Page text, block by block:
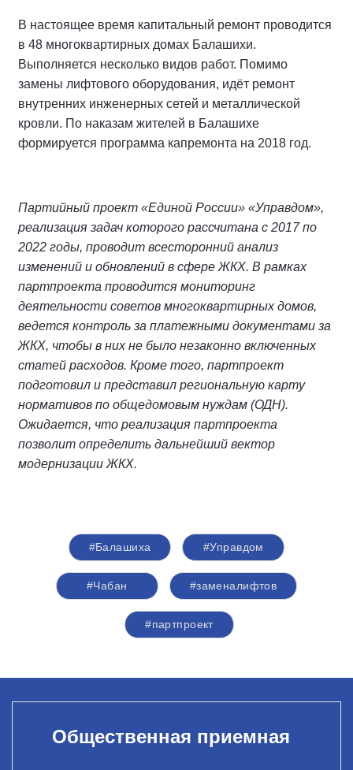
В настоящее время капитальный ремонт проводится
в 48 многоквартирных домах Балашихи.
Выполняется несколько видов работ. Помимо
замены лифтового оборудования, идёт ремонт
внутренних инженерных сетей и металлической
кровли. По наказам жителей в Балашихе
формируется программа капремонта на 2018 год.
Партийный проект «Единой России» «Управдом»,
реализация задач которого рассчитана с 2017 по
2022 годы, проводит всесторонний анализ
изменений и обновлений в сфере ЖКХ. В рамках
партпроекта проводится мониторинг
деятельности советов многоквартирных домов,
ведется контроль за платежными документами за
ЖКХ, чтобы в них не было незаконно включенных
статей расходов. Кроме того, партпроект
подготовил и представил региональную карту
нормативов по общедомовым нуждам (ОДН).
Ожидается, что реализация партпроекта
позволит определить дальнейший вектор
модернизации ЖКХ.
#Балашиха #Управдом
#Чабан #заменалифтов
#партпроект
Общественная приемная